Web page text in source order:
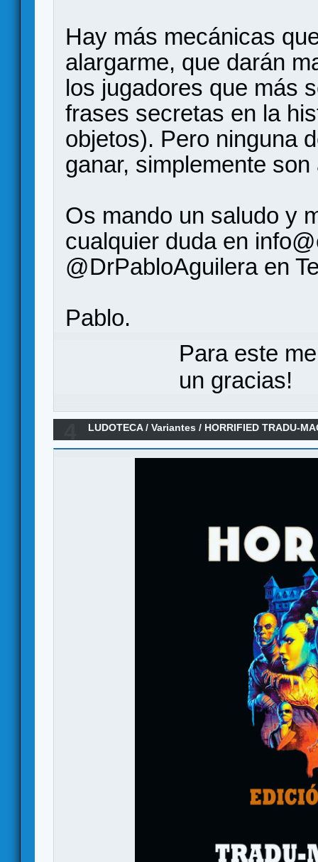
Hay más mecánicas
alargarme, que darán
los jugadores que más
frases secretas en la
objetos). Pero ninguna
ganar, simplemente
Os mando un saludo y
cualquier duda en
@DrPabloAguilera en
Pablo.
Para este
un gracias!
LUDOTECA/Variantes / HORRIFIED TRADU-